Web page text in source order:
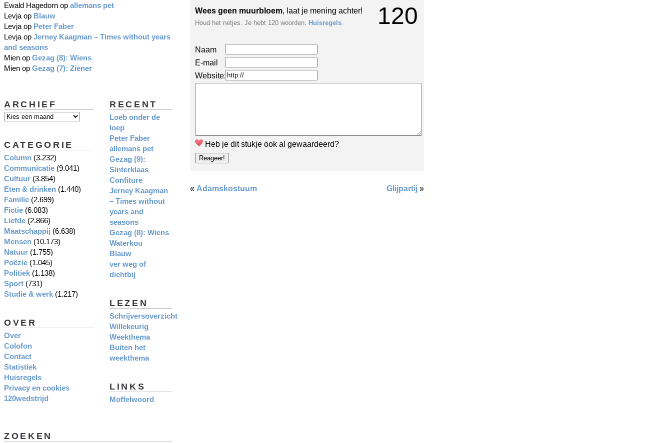
120
Wees geen muurbloem, laat je mening achter!
Houd het netjes. Je hebt 120 woorden. Huisregels.
Naam
E-mail
Website:
Heb je dit stukje ook al gewaardeerd?
« Adamskostuum Glijpartij »
Ewald Hagedorn op allemans pet
Levja op Blauw
Levja op Peter Faber
Levja op Jerney Kaagman – Times without years
and seasons
Mien op Gezag (8): Wiens
Mien op Gezag (7): Ziener
RECENT
Loeb onder de
loep
Peter Faber
allemans pet
Gezag (9):
Sinterklaas
Confiture
Jerney Kaagman
– Times without
years and
seasons
Gezag (8): Wiens
Waterkou
Blauw
ver weg of
dichtbij
LEZEN
Schrijversoverzicht
Willekeurig
Weekthema
Buiten het
weekthema
LINKS
Moffelwoord
ARCHIEF
CATEGORIE
Column (3.232)
Communicatie (9.041)
Cultuur (3.854)
Eten & drinken (1.440)
Familie (2.699)
Fictie (6.083)
Liefde (2.866)
Maatschappij (6.638)
Mensen (10.173)
Natuur (1.755)
Poëzie (1.045)
Politiek (1.138)
Sport (731)
Studie & werk (1.217)
OVER
Over
Colofon
Contact
Statistiek
Huisregels
Privacy en cookies
120wedstrijd
ZOEKEN